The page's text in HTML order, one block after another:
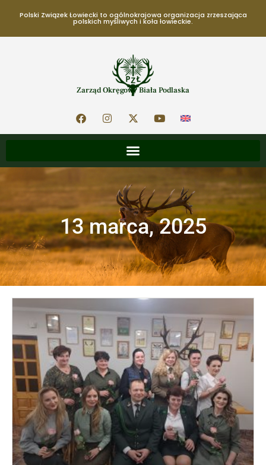
Polski Związek Łowiecki to ogólnokrajowa organizacja zrzeszająca
polskich myśliwych i koła łowieckie.
Zarząd Okręgowy Biała Podlaska
13 marca, 2025